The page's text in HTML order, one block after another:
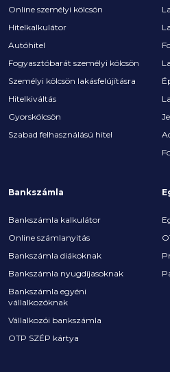
Online személyi kölcsön
Hitelkalkulátor
Autóhitel
Fogyasztóbarát személyi kölcsön
Személyi kölcsön lakásfelújításra
Hitelkiváltás
Gyorskölcsön
Szabad felhasználású hitel
Bankszámla
Bankszámla kalkulátor
Online számlanyitás
Bankszámla diákoknak
Bankszámla nyugdíjasoknak
Bankszámla egyéni
vállalkozóknak
Vállalkozói bankszámla
OTP SZÉP kártya